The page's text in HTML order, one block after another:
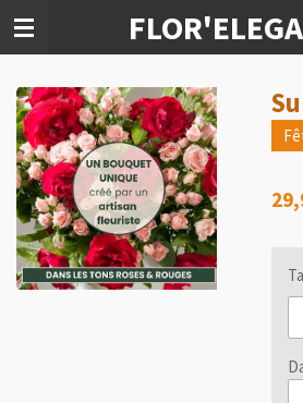
Passer
principal